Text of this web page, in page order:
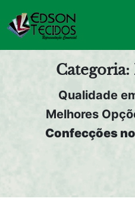
Pular
para
o
Categoria:
Qualidade
Melhores
Confecções